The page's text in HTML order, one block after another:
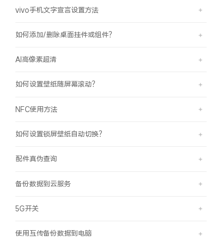
vivo手机文字宣言设置方法
如何添加/删除桌面挂件或组件？
AI高像素超清
如何设置壁纸随屏幕滚动？
NFC使用方法
如何设置锁屏壁纸自动切换？
配件真伪查询
备份数据到云服务
5G开关
使用互传备份数据到电脑